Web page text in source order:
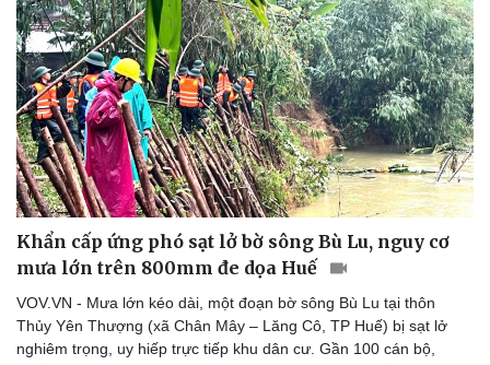
Khẩn cấp ứng phó sạt lở bờ sông Bù Lu, nguy cơ
mưa lớn trên 800mm đe dọa Huế
VOV.VN - Mưa lớn kéo dài, một đoạn bờ sông Bù Lu tại thôn
Thủy Yên Thượng (xã Chân Mây – Lăng Cô, TP Huế) bị sạt lở
nghiêm trọng, uy hiếp trực tiếp khu dân cư. Gần 100 cán bộ,